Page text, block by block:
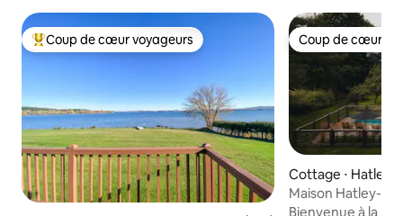
Coups de cœur voyageurs les plus appréciés
Coup de cœur voyageurs Coup de cœur
Coup de cœur
Cottage ⋅ Hatley
Maison Hatley-
Bienvenue à la